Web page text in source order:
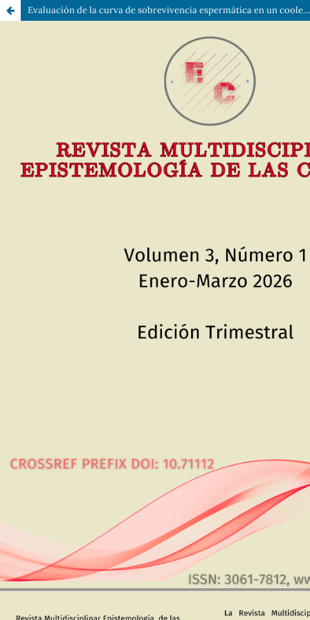
Evaluación de la curva de sobrevivencia espermática en un cooler en diferentes intervalos de tiempo